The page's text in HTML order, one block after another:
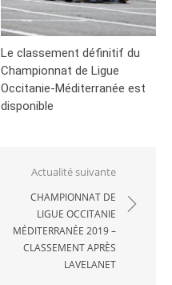
Le classement définitif du
Championnat de Ligue
Occitanie-Méditerranée est
disponible
Actualité suivante
CHAMPIONNAT DE
LIGUE OCCITANIE
MÉDITERRANÉE 2019 –
CLASSEMENT APRÈS
LAVELANET